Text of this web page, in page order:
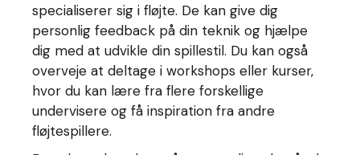
specialiserer sig i fløjte. De kan give dig
personlig feedback på din teknik og hjælpe
dig med at udvikle din spillestil. Du kan også
overveje at deltage i workshops eller kurser,
hvor du kan lære fra flere forskellige
undervisere og få inspiration fra andre
fløjtespillere.